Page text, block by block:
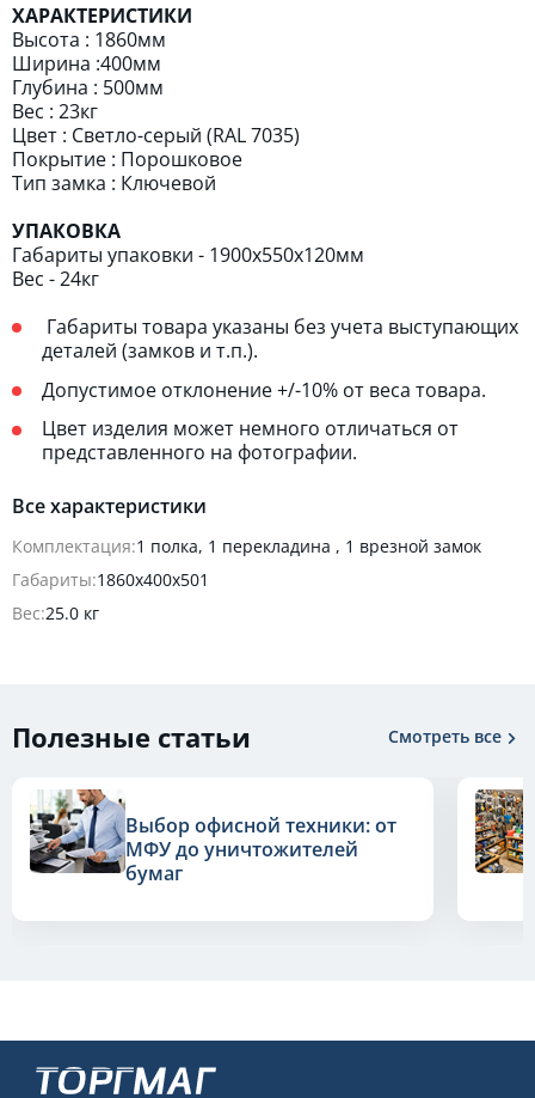
ХАРАКТЕРИСТИКИ
Высота : 1860мм
Ширина :400мм
Глубина : 500мм
Вес : 23кг
Цвет : Светло-серый (RAL 7035)
Покрытие : Порошковое
Тип замка : Ключевой
УПАКОВКА
Габариты упаковки - 1900х550х120мм
Вес - 24кг
Габариты товара указаны без учета выступающих
деталей (замков и т.п.).
Допустимое отклонение +/-10% от веса товара.
Цвет изделия может немного отличаться от
представленного на фотографии.
Все характеристики
Комплектация:1 полка, 1 перекладина , 1 врезной замок
Габариты:1860x400x501
Вес:25.0 кг
Полезные статьи Смотреть все
Выбор офисной техники: от
МФУ до уничтожителей
бумаг